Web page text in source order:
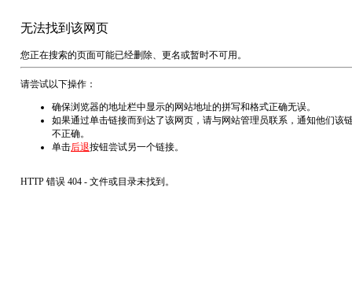
无法找到该网页
您正在搜索的页面可能已经删除、更名或暂时不可用。
请尝试以下操作：
确保浏览器的地址栏中显示的网站地址的拼写和格式正确无误。
如果通过单击链接而到达了该网页，请与网站管理员联系，通知他们该
不正确。
单击后退按钮尝试另一个链接。
HTTP 错误 404 - 文件或目录未找到。